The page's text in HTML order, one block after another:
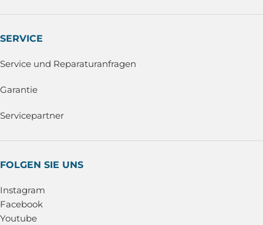
SERVICE
Service und Reparaturanfragen
Garantie
Servicepartner
FOLGEN SIE UNS
Instagram
Facebook
Youtube